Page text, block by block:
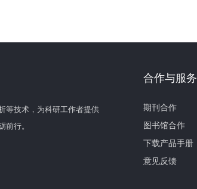
等技术，为科研工作者提供
前行。
合作与服务
期刊合作
图书馆合作
下载产品手册
意见反馈